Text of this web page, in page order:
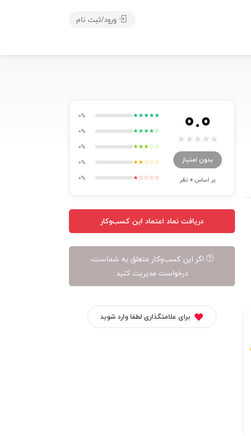
ورود/ثبت نام
0.0
★
★
★
★
★
بدون امتیاز
بر اساس0 نظر
★★★★★
0%
★★★★☆
0%
★★★☆☆
0%
★★☆☆☆
0%
★☆☆☆☆
0%
دریافت نماد اعتماد این کسب‌وکار
اگر این کسب‌وکار متعلق به شماست،
درخواست مدیریت کنید
برای علامتگذاری لطفا وارد شوید